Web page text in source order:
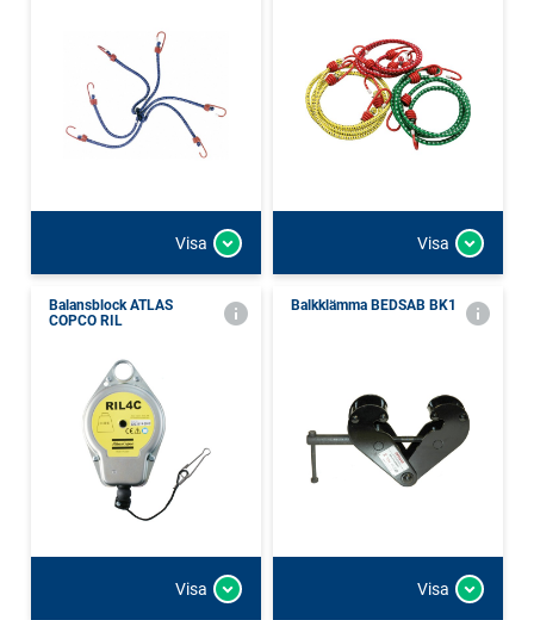
Visa Visa
Balansblock ATLAS
COPCO RIL
Visa
Balkklämma BEDSAB BK1
Visa